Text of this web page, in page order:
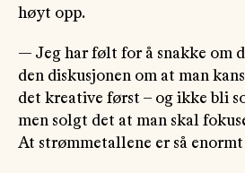
høyt opp.
— Jeg har følt for å snakke om
den diskusjonen om at man
det kreative først – og ikke bli
men solgt det at man skal
At strømmetallene er så